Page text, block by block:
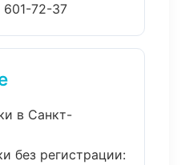
601-72-37
в Санкт-
без регистрации: